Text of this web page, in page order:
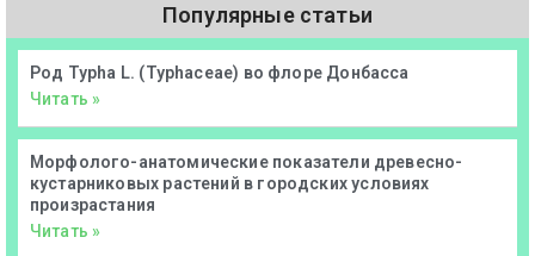
Популярные статьи
Род Typha L. (Typhaceae) во флоре Донбасса
Читать »
Морфолого-анатомические показатели древесно-
кустарниковых растений в городских условиях
произрастания
Читать »